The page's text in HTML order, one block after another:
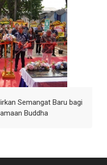
Semangat Baru bagi
Buddha